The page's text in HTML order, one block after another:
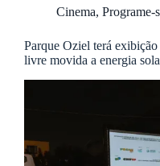
Cinema, Programe-
Parque Oziel terá
livre movida a energia